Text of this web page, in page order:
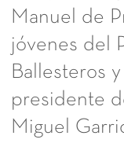
Manuel de
jóvenes del
Ballesteros
presidente
Miguel